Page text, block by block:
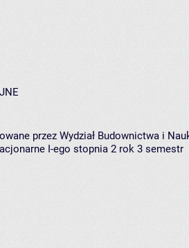
przez Wydział Budownictwa i
I-ego stopnia 2 rok 3 semestr